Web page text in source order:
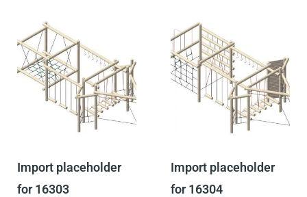
Import placeholder
for 16303
Import placeholder
for 16304